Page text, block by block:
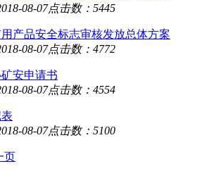
08-07点击数：5445
产品安全标志审核发放总体方案
08-07点击数：4772
安申请书
08-07点击数：4554
08-07点击数：5100
页